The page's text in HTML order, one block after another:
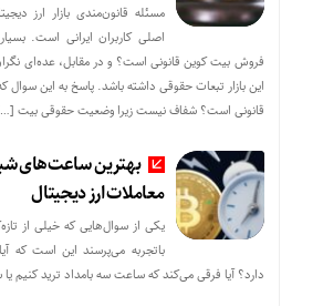
مسئله قانون‌مندی بازار ارز
اصلی کاربران ایرانی است.
فروش بیت کوین قانونی است؟ و در مقابل، عده‌ای
این بازار تبعات حقوقی داشته باشد. پاسخ به این سوال
قانونی است؟ شفاف نیست زیرا وضعیت حقوقی بیت‌
بهترین ساعت‌های
معاملات ارز دیجیتال
یکی از سوال‌هایی که خیلی از
باتجربه می‌پرسند این است که
دارد؟ آیا فرقی می‌کند که ساعت سه بامداد ترید کنیم